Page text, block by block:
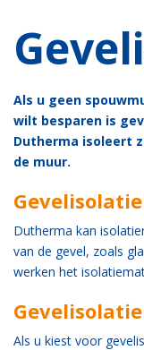
Als u geen
wilt besparen is
Dutherma isoleert
de muur.
Dutherma kan
van de gevel, zoals
werken het
Als u kiest voor